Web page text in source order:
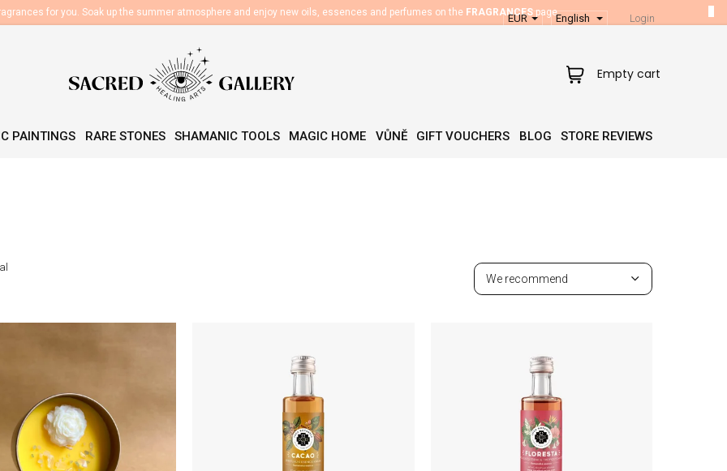
for you. Soak up the summer atmosphere and enjoy new oils, essences and perfumes on the FRAGRANCESpage.
EUR English Login
Shopping
Empty cart
PAINTINGS RARE STONES SHAMANIC TOOLS MAGIC HOME VŮNĚ GIFT VOUCHERS BLOG STORE REVIEWS
P
r
o
We recommend
Bestsellers
Alphabetically